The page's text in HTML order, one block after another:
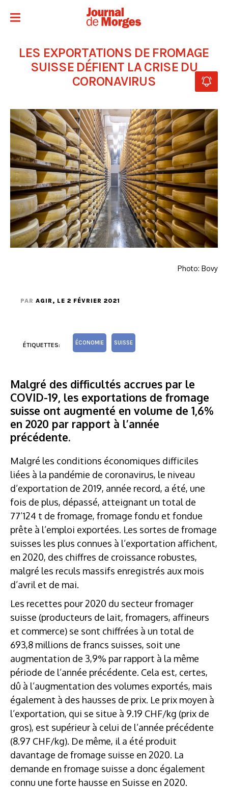
LES EXPORTATIONS DE FROMAGE
SUISSE DÉFIENT LA CRISE DU
CORONAVIRUS
Photo: Bovy
PAR AGIR, LE 2 FÉVRIER 2021
ÉTIQUETTES: ÉCONOMIE SUISSE
Malgré des difficultés accrues par le
COVID-19, les exportations de fromage
suisse ont augmenté en volume de 1,6%
en 2020 par rapport à l’année
précédente.
Malgré les conditions économiques difficiles
liées à la pandémie de coronavirus, le niveau
d’exportation de 2019, année record, a été, une
fois de plus, dépassé, atteignant un total de
77’124 t de fromage, fromage fondu et fondue
prête à l’emploi exportées. Les sortes de fromage
suisses les plus connues à l’exportation affichent,
en 2020, des chiffres de croissance robustes,
malgré les reculs massifs enregistrés aux mois
d’avril et de mai.
Les recettes pour 2020 du secteur fromager
suisse (producteurs de lait, fromagers, affineurs
et commerce) se sont chiffrées à un total de
693,8 millions de francs suisses, soit une
augmentation de 3,9% par rapport à la même
période de l’année précédente. Cela est, certes,
dû à l’augmentation des volumes exportés, mais
également à des hausses de prix. Le prix moyen à
l’exportation, qui se situe à 9.19 CHF/kg (prix de
gros), est supérieur à celui de l’année précédente
(8.97 CHF/kg). De même, il a été produit
davantage de fromage suisse en 2020. La
demande en fromage suisse a donc également
connu une forte hausse en Suisse en 2020.